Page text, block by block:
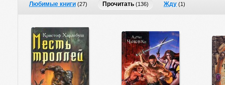
Любимые книги (27) Прочитать (136) Жду (1)